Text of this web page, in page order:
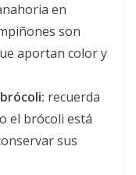
en
son
aportan color y
recuerda
el brócoli está
sus